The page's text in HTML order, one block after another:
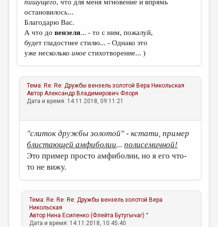
пишущего, что для меня мгновение и впрямь
остановилось...
Благодарю Вас.
А что довензеля... - то с ним, пожалуй,
будет гладостнее стилю... - Однако это
уже несколькоиное стихотворение... )
Тема:Re: Re: Дружбы вензель золотой Вера Никольская
Автор Александр Владимирович Флоря
Дата и время: 14.11.2018, 09:11:21
"слиток дружбы золотой" - кстати, пример
блистающей амфиболии...полисемичной!
Это пример просто амфиболии, но я его что-
то не вижу.
Тема:Re: Re: Re: Дружбы вензель золотой Вера
Никольская
АвторНина Есипенко (Флейта Бутугычаг) °
Дата и время: 14.11.2018, 10:45:40